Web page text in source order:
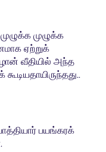
முழுக்க
ஏற்றுக்
வீதியில் அந்த
பயங்கரக்